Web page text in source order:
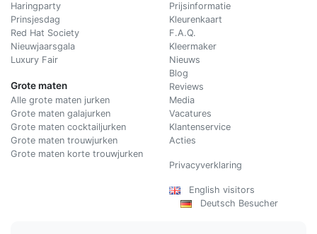
Haringparty
Prinsjesdag
Red Hat Society
Nieuwjaarsgala
Luxury Fair
Grote maten
Alle grote maten jurken
Grote maten galajurken
Grote maten cocktailjurken
Grote maten trouwjurken
Grote maten korte trouwjurken
Prijsinformatie
Kleurenkaart
F.A.Q.
Kleermaker
Nieuws
Blog
Reviews
Media
Vacatures
Klantenservice
Acties
Privacyverklaring
English visitors
Deutsch Besucher